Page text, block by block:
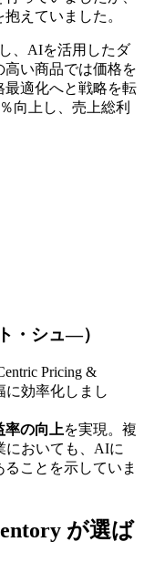
えていました。
、AIを活用したダ
い商品では価格を
最適化へと戦略を転
向上し、売上総利
・シュ―）
Pricing &
に効率化しまし
率の向上を実現。複
においても、AIに
ことを示していま
が選ば